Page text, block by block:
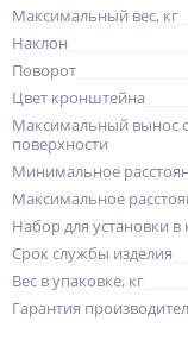
Максимальный вес, кг
Наклон
Поворот
Цвет кронштейна
Максимальный вынос
поверхности
Минимальное
Максимальное
Набор для установки в
Срок службы изделия
Вес в упаковке, кг
Гарантия